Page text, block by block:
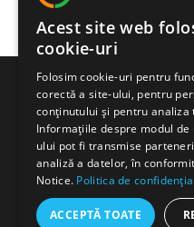
Comunitate
Acest site web
cookie-uri
Folosim cookie-uri pentru
corectă a site-ului, pentru
conținutului și pentru analiza
Informațiile despre modul
ului pot fi transmise
analiză a datelor, în
Notice. Politica de
ACCEPTĂ TOATE